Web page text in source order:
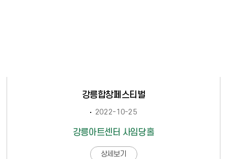
강릉합창페스티벌
2022-10-25
강릉아트센터 사임당홀
상세보기